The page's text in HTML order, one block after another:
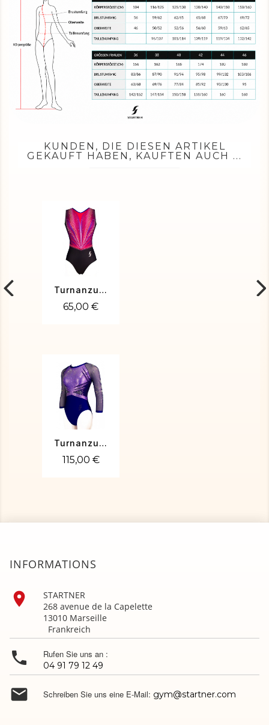
KUNDEN, DIE DIESEN ARTIKEL
GEKAUFT HABEN, KAUFTEN AUCH ...
Turnanzug Sara-01
65,00 €
Turnanzug Toscane-02
115,00 €
INFORMATIONS

STARTNER
268 avenue de la Capelette
13010 Marseille
Frankreich
 Rufen Sie uns an :
04 91 79 12 49
 Schreiben Sie uns eine E-Mail: gym@startner.com